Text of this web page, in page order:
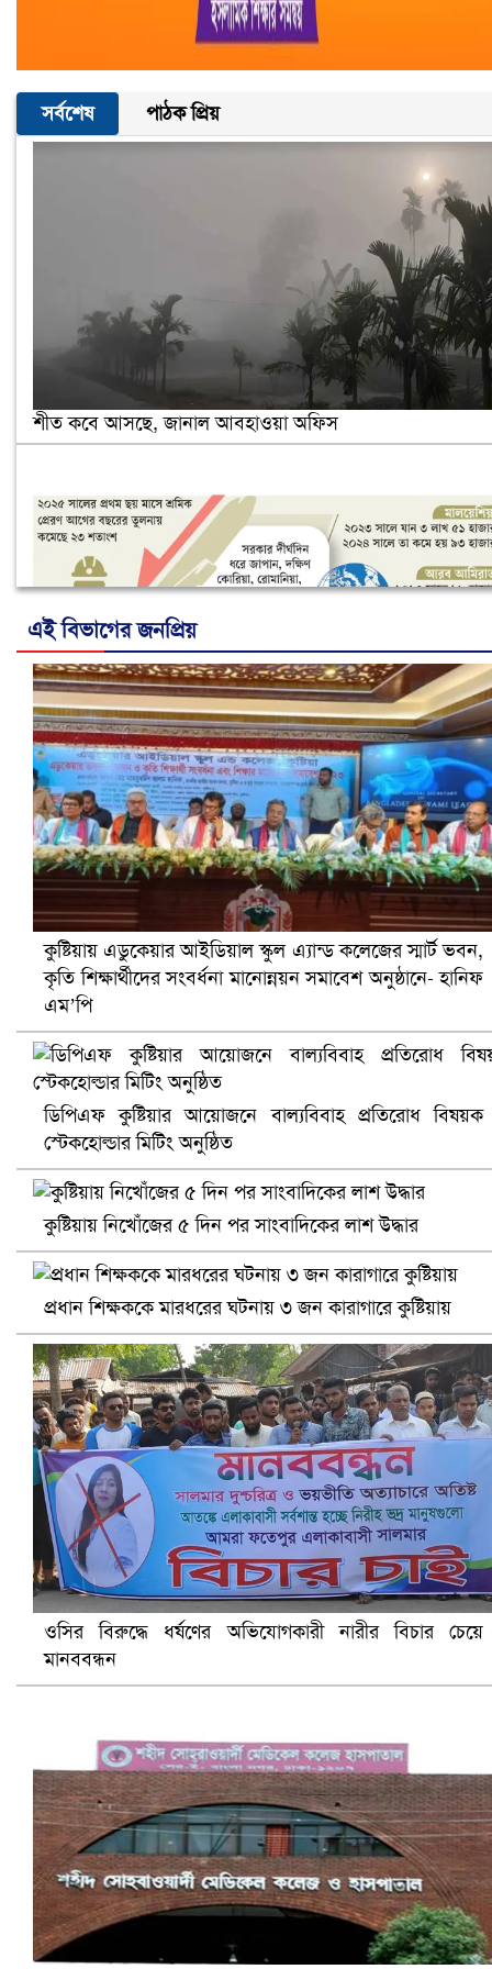
সর্বশেষ পাঠক প্রিয়
শীত কবে আসছে, জানাল আবহাওয়া অফিস
নানা সংকটে রিক্রুটিং এজেন্সি, হুমকির মুখে শ্রম রপ্তানি
খুলনায় বিএনপি অফিসে গুলি-বোমা হামলা, নিহত ১
প্রোটিয়াদের হারিয়ে বিশ্বকাপের শিরোপা ঘরে তুলল ভারত
সৌদিতে ব্যাপক ধরপাকড়, এক সপ্তাহেই ২১ হাজারের বেশি
এই বিভাগের জনপ্রিয়
কুষ্টিয়ায় এডুকেয়ার আইডিয়াল স্কুল এ্যান্ড কলেজের স্মার্ট ভবন,
কৃতি শিক্ষার্থীদের সংবর্ধনা মানোন্নয়ন সমাবেশ অনুষ্ঠানে- হানিফ
এম’পি
ডিপিএফ কুষ্টিয়ার আয়োজনে বাল্যবিবাহ প্রতিরোধ বিষয়ক
স্টেকহোল্ডার মিটিং অনুষ্ঠিত
কুষ্টিয়ায় নিখোঁজের ৫ দিন পর সাংবাদিকের লাশ উদ্ধার
প্রধান শিক্ষককে মারধরের ঘটনায় ৩ জন কারাগারে কুষ্টিয়ায়
ওসির বিরুদ্ধে ধর্ষণের অভিযোগকারী নারীর বিচার চেয়ে
মানববন্ধন